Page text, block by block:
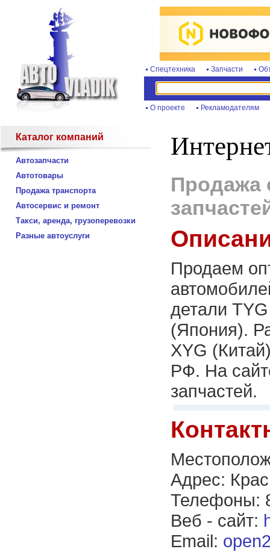
Спецтехника Запчасти
О проекте Рекламодателям
Каталог компаний
Автозапчасти
Автотовары
Продажа транспорта
Автосервис и ремонт
Такси, аренда, грузоперевозки
Разные автоуслуги
Продажа
Продаем
детали
(Япония).
XYG
РФ. На
запчастей.
Адрес:
Телефоны:
Веб - сайт:
Email: